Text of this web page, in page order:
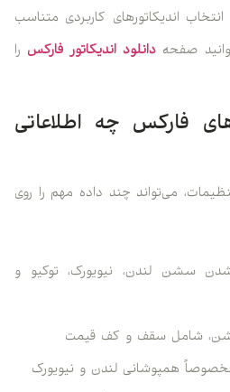
اندیکاتورهای کاربردی متناسب
صفحه دانلود اندیکاتور فارکس را
فارکس چه اطلاعاتی
می‌تواند چند داده مهم را روی
سشن لندن، نیویورک، توکیو و
شامل سقف و کف قیمت
همپوشانی لندن و نیویورک